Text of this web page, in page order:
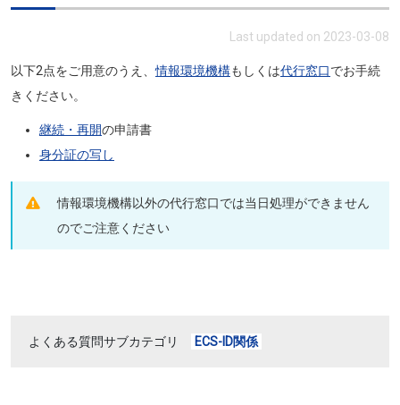
Last updated on 2023-03-08
以下2点をご用意のうえ、情報環境機構もしくは代行窓口でお手続
きください。
継続・再開の申請書
身分証の写し
情報環境機構以外の代行窓口では当日処理ができません
のでご注意ください
よくある質問サブカテゴリ ECS-ID関係